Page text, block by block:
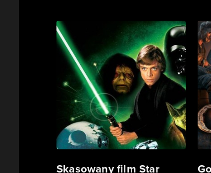
Skasowany film Star